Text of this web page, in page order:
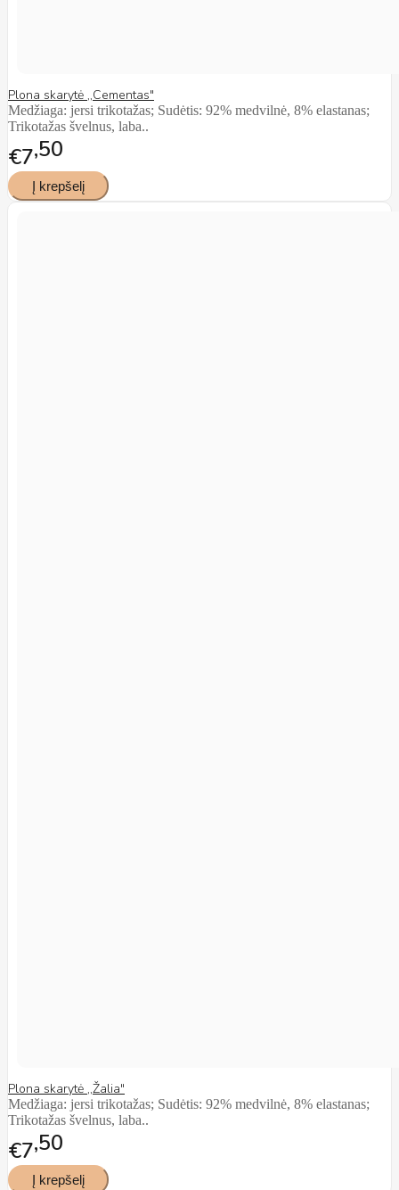
Plona skarytė ,,Cementas"
Medžiaga: jersi trikotažas; Sudėtis: 92% medvilnė, 8% elastanas;
Trikotažas švelnus, laba..
€7 50
Plona skarytė ,,Žalia"
Medžiaga: jersi trikotažas; Sudėtis: 92% medvilnė, 8% elastanas;
Trikotažas švelnus, laba..
€7 50